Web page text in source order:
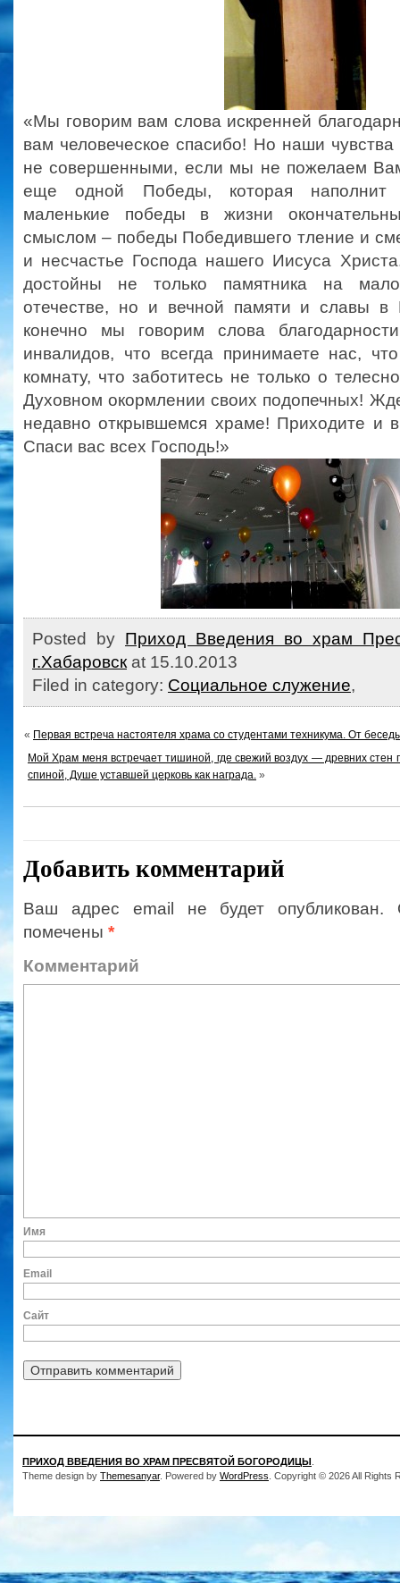
«Мы говорим вам слова искренней
вам человеческое спасибо! Но наши
не совершенными, если мы не пожелаем
еще одной Победы, которая наполнит
маленькие победы в жизни
смыслом – победы Победившего тление и
и несчастье Господа нашего Иисуса
достойны не только памятника на
отечестве, но и вечной памяти и славы
конечно мы говорим слова
инвалидов, что всегда принимаете нас,
комнату, что заботитесь не только о
Духовном окормлении своих подопечных!
недавно открывшемся храме! Приходите и
Спаси вас всех Господь!»
Posted by Приход Введения во храм
г.Хабаровск at 15.10.2013
Filed in category: Социальное служение,
« Первая встреча настоятеля храма со студентами техникума. От
Мой Храм меня встречает тишиной, где свежий воздух — древних стен
спиной, Душе уставшей церковь как награда. »
Добавить комментарий
Ваш адрес email не будет опубликован.
помечены *
Сайт
ПРИХОД ВВЕДЕНИЯ ВО ХРАМ ПРЕСВЯТОЙ БОГОРОДИЦЫ
Theme design by Themesanyar. Powered by WordPress . Copyright © 2026 All Rights